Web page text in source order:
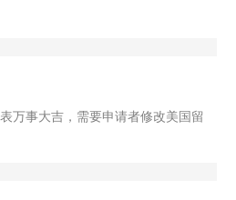
万事大吉，需要申请者修改美国留